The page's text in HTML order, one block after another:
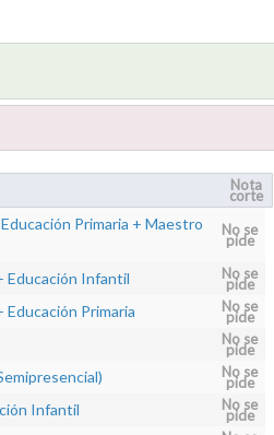
Nota
corte
Primaria + Maestro
No se
pide
Educación Infantil No se
pide
Primaria No se
pide
No se
pide
No se
pide
Infantil No se
pide